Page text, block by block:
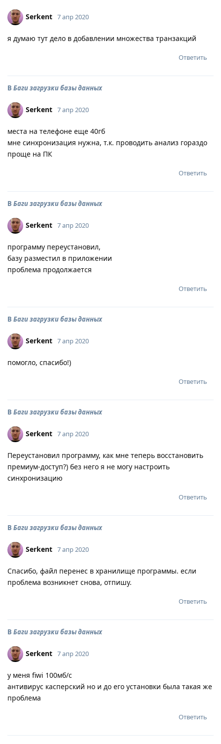
Serkent 7 апр 2020
я думаю тут дело в добавлении множества транзакций
Ответить
В Баги загрузки базы данных
Serkent 7 апр 2020
места на телефоне еще 40гб
мне синхронизация нужна, т.к. проводить анализ гораздо
проще на ПК
Ответить
В Баги загрузки базы данных
Serkent 7 апр 2020
программу переустановил,
базу разместил в приложении
проблема продолжается
Ответить
В Баги загрузки базы данных
Serkent 7 апр 2020
помогло, спасибо!)
Ответить
В Баги загрузки базы данных
Serkent 7 апр 2020
Переустановил программу, как мне теперь восстановить
премиум-доступ?) без него я не могу настроить
синхронизацию
Ответить
В Баги загрузки базы данных
Serkent 7 апр 2020
Спасибо, файл перенес в хранилище программы. если
проблема возникнет снова, отпишу.
Ответить
В Баги загрузки базы данных
Serkent 7 апр 2020
у меня fiwi 100мб/с
антивирус касперский но и до его установки была такая же
проблема
Ответить